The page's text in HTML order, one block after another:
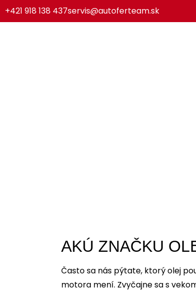
+421 918 138 437servis@autoferteam.sk
AKÚ ZNAČKU
Často sa nás pýtate, ktorý olej
motora mení. Zvyčajne sa s